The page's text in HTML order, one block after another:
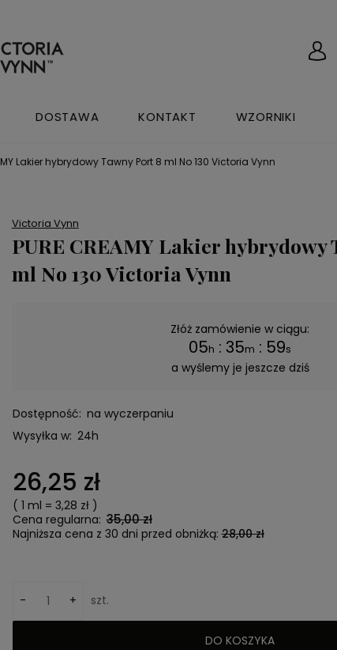
DOSTAWA KONTAKT WZORNIKI
Lakier hybrydowy Tawny Port 8 ml No 130 Victoria Vynn
Victoria Vynn
PURE CREAMY Lakier hybrydowy
ml No 130 Victoria Vynn
Złóż zamówienie w ciągu:
05h :35m : 59s
a wyślemy je jeszcze dziś
Dostępność: na wyczerpaniu
Wysyłka w: 24h
26,25 zł
( 1 ml = 3,28 zł )
Cena regularna: 35,00 zł
Najniższa cena z 30 dni przed obniżką:28,00 zł
- + szt.
DO KOSZYKA